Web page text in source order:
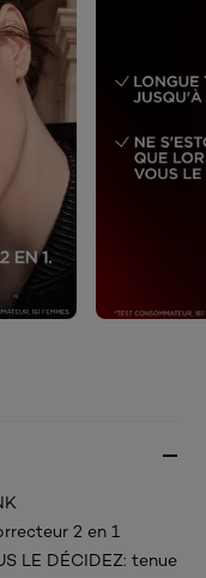
2 en 1
LE DÉCIDEZ: tenue